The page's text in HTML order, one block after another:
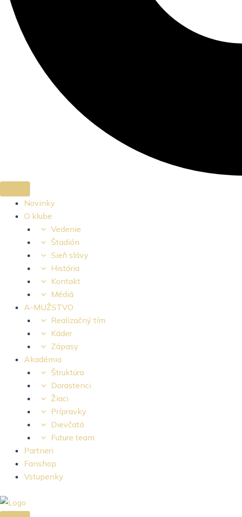
Novinky
O klube
Vedenie
Štadión
Sieň slávy
História
Kontakt
Médiá
A-MUŽSTVO
Realizačný tím
Káder
Zápasy
Akadémia
Štruktúra
Dorastenci
Žiaci
Prípravky
Dievčatá
Future team
Partneri
Fanshop
Vstupenky